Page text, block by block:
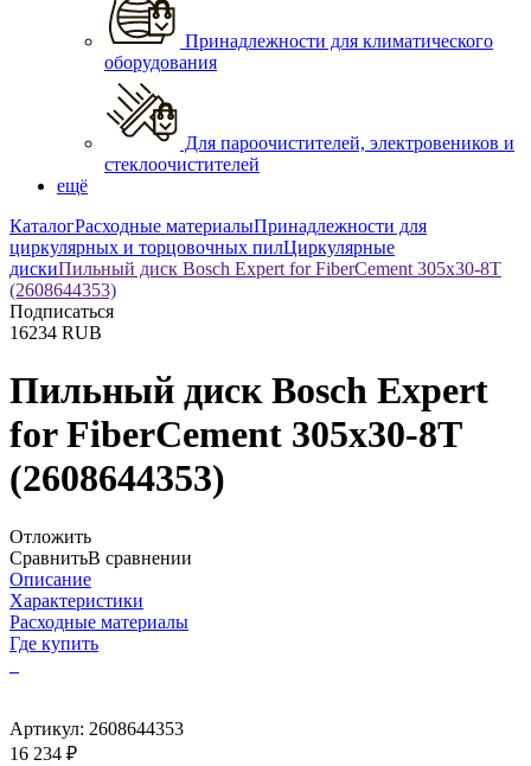
Принадлежности для климатического
оборудования
Для пароочистителей, электровеников и
стеклоочистителей
ещё
КаталогРасходные материалыПринадлежности для
циркулярных и торцовочных пилЦиркулярные
дискиПильный диск Bosch Expert for FiberCement 305x30-8T
(2608644353)
Подписаться
16234 RUB
Пильный диск Bosch Expert
for FiberCement 305x30-8T
(2608644353)
Отложить
СравнитьВ сравнении
Описание
Характеристики
Расходные материалы
Где купить
Артикул: 2608644353
16 234 ₽